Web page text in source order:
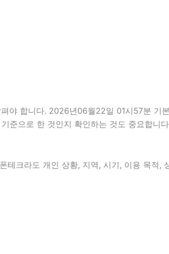
야 합니다. 2026년06월22일 01시57분 기
준으로 한 것인지 확인하는 것도 중요합니
크라도 개인 상황, 지역, 시기, 이용 목적,